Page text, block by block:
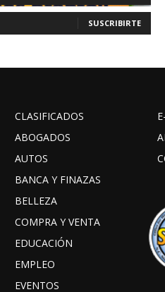
SUSCRIBIRTE
CLASIFICADOS
ABOGADOS
AUTOS
BANCA Y FINAZAS
BELLEZA
COMPRA Y VENTA
EDUCACIÓN
EMPLEO
EVENTOS